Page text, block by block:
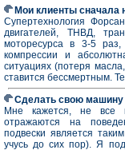
Мои клиенты сначала
Супертехнология
двигателей, ТНВД,
моторесурса в 3-5 раз,
компрессии и
ситуациях (потеря
ставится бессмертным.
Сделать свою машину
Мне кажется, не все
отражаются на
подвески является
учусь до сих пор). Я